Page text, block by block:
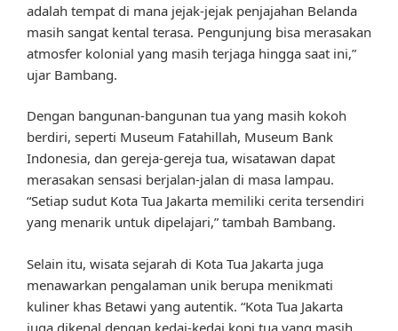
adalah tempat di mana jejak-jejak penjajahan Belanda
masih sangat kental terasa. Pengunjung bisa merasakan
atmosfer kolonial yang masih terjaga hingga saat ini,”
ujar Bambang.
Dengan bangunan-bangunan tua yang masih kokoh
berdiri, seperti Museum Fatahillah, Museum Bank
Indonesia, dan gereja-gereja tua, wisatawan dapat
merasakan sensasi berjalan-jalan di masa lampau.
“Setiap sudut Kota Tua Jakarta memiliki cerita tersendiri
yang menarik untuk dipelajari,” tambah Bambang.
Selain itu, wisata sejarah di Kota Tua Jakarta juga
menawarkan pengalaman unik berupa menikmati
kuliner khas Betawi yang autentik. “Kota Tua Jakarta
juga dikenal dengan kedai-kedai kopi tua yang masih